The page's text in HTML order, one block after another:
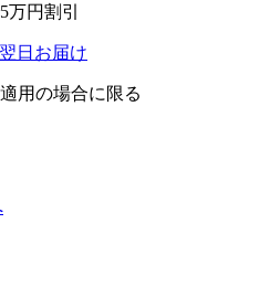
5万円割引
日お届け
用の場合に限る